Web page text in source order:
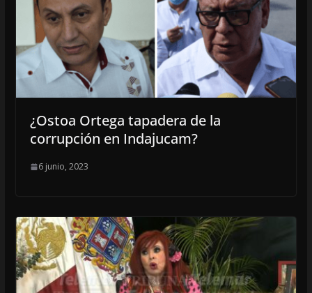
¿Ostoa Ortega tapadera de la
corrupción en Indajucam?
6 junio, 2023